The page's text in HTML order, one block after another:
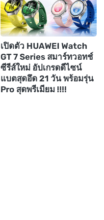
เปิดตัว HUAWEI Watch
GT 7 Series สมาร์ทวอทช์
ซีรีส์ใหม่ อัปเกรดดีไซน์
แบตสุดอึด 21 วัน พร้อมรุ่น
Pro สุดพรีเมียม !!!!